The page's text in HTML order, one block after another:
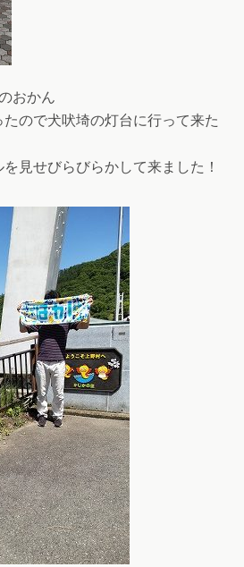
おかん
ので犬吠埼の灯台に行って来た
見せびらびらかして来ました！